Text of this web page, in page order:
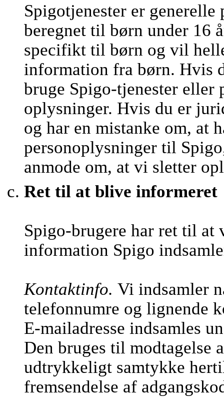
Spigotjenester er
beregnet til børn under 16
specifikt til børn og vil
information fra børn. Hvis
bruge Spigo-tjenester eller
oplysninger. Hvis du er
og har en mistanke om, at
personoplysninger til
anmode om, at vi sletter
Ret til at blive informeret
Spigo-brugere har ret til
information Spigo
Kontaktinfo. Vi indsamler
telefonnumre og lignende
E-mailadresse indsamles
Den bruges til modtagelse
udtrykkeligt samtykke
fremsendelse af